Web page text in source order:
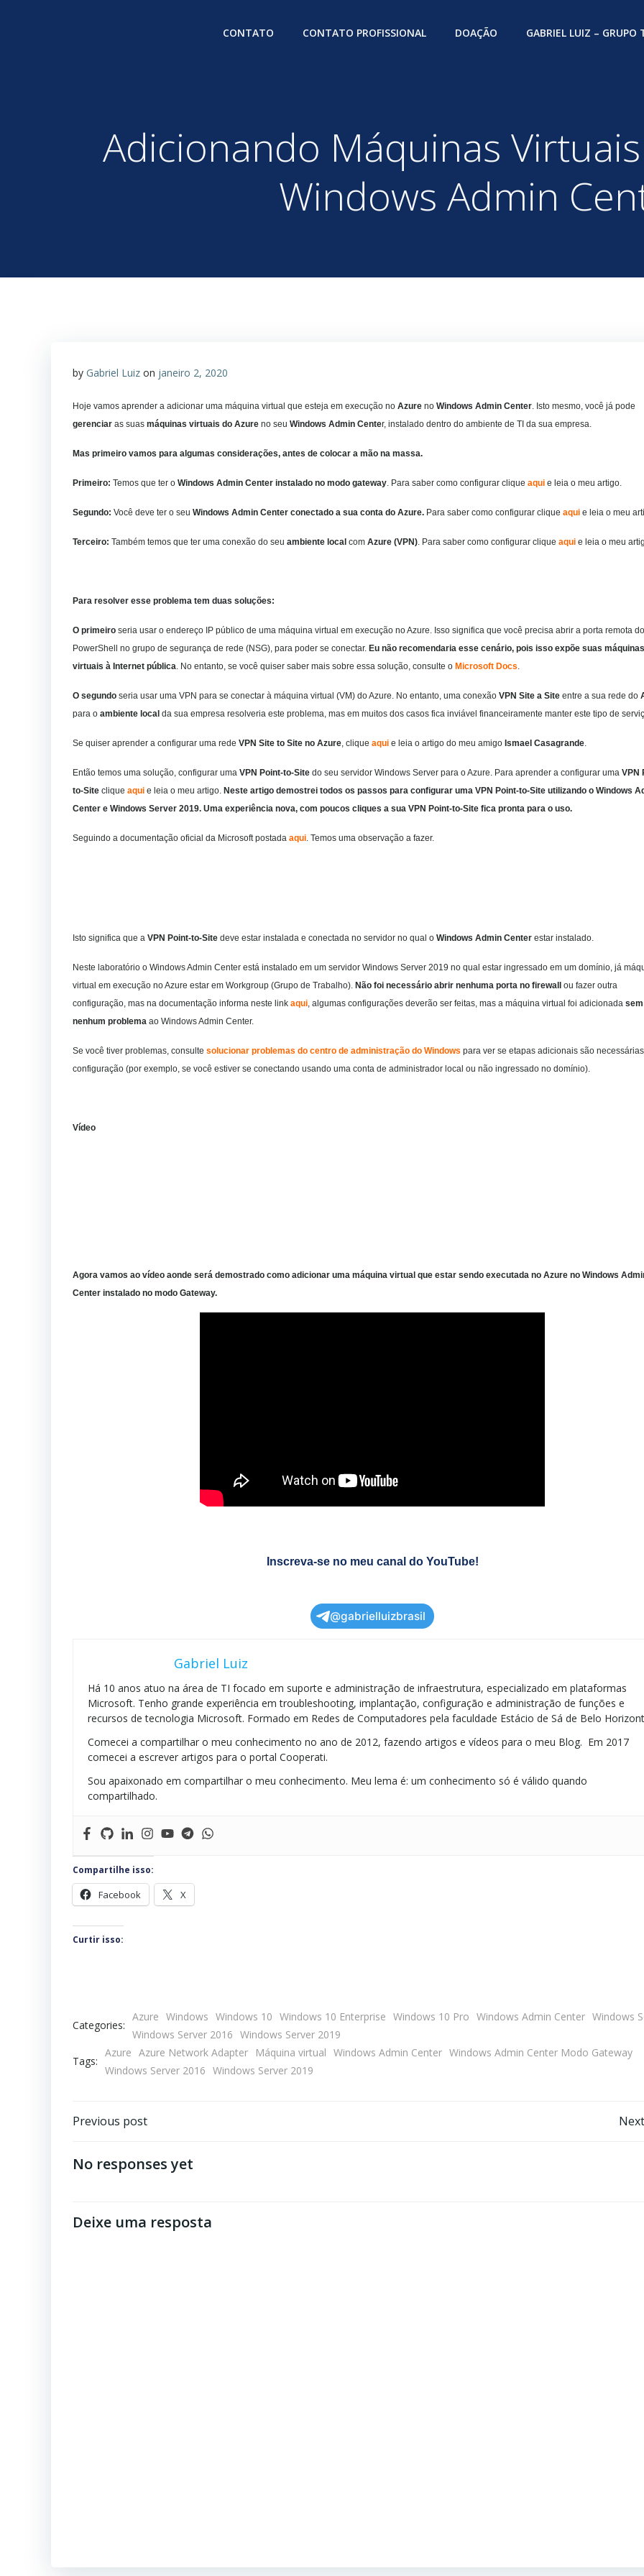
CONTATO CONTATO PROFISSIONAL DOAÇÃO GABRIEL LUIZ – GRUPO
Adicionando Máquinas
Windows Admin
by Gabriel Luiz on janeiro 2, 2020
Hoje vamos aprender a adicionar uma máquina virtual que esteja em execução no Azure no Windows Admin Center. Isto mesmo, você já pode
gerenciar as suas máquinas virtuais do Azure no seu Windows Admin Center, instalado dentro do ambiente de TI da sua empresa.
Mas primeiro vamos para algumas considerações, antes de colocar a mão na massa.
Primeiro: Temos que ter o Windows Admin Center instalado no modo gateway. Para saber como configurar clique aqui e leia o meu artigo.
Segundo: Você deve ter o seu Windows Admin Center conectado a sua conta do Azure. Para saber como configurar clique aqui e leia o meu
Terceiro: Também temos que ter uma conexão do seu ambiente local com Azure (VPN). Para saber como configurar clique aqui e leia o meu
Para resolver esse problema tem duas soluções:
O primeiro seria usar o endereço IP público de uma máquina virtual em execução no Azure. Isso significa que você precisa abrir a porta remota do
PowerShell no grupo de segurança de rede (NSG), para poder se conectar. Eu não recomendaria esse cenário, pois isso expõe suas máquinas
virtuais à Internet pública. No entanto, se você quiser saber mais sobre essa solução, consulte o Microsoft Docs.
O segundo seria usar uma VPN para se conectar à máquina virtual (VM) do Azure. No entanto, uma conexão VPN Site a Site entre a sua rede do
para o ambiente local da sua empresa resolveria este problema, mas em muitos dos casos fica inviável financeiramente manter este tipo de
Se quiser aprender a configurar uma rede VPN Site to Site no Azure, clique aqui e leia o artigo do meu amigo Ismael Casagrande.
Então temos uma solução, configurar uma VPN Point-to-Site do seu servidor Windows Server para o Azure. Para aprender a configurar uma VPN
to-Site clique aqui e leia o meu artigo. Neste artigo demostrei todos os passos para configurar uma VPN Point-to-Site utilizando o Windows
Center e Windows Server 2019. Uma experiência nova, com poucos cliques a sua VPN Point-to-Site fica pronta para o uso.
Seguindo a documentação oficial da Microsoft postada aqui. Temos uma observação a fazer.
Isto significa que a VPN Point-to-Site deve estar instalada e conectada no servidor no qual o Windows Admin Center estar instalado.
Neste laboratório o Windows Admin Center está instalado em um servidor Windows Server 2019 no qual estar ingressado em um domínio, já
virtual em execução no Azure estar em Workgroup (Grupo de Trabalho). Não foi necessário abrir nenhuma porta no firewall
ou fazer outra
configuração, mas na documentação informa neste link aqui, algumas configurações deverão ser feitas, mas a máquina virtual foi adicionada sem
nenhum problema ao Windows Admin Center.
Se você tiver problemas, consulte solucionar problemas do centro de administração do Windows para ver se etapas adicionais são
configuração (por exemplo, se você estiver se conectando usando uma conta de administrador local ou não ingressado no domínio).
Vídeo
Agora vamos ao vídeo aonde será demostrado como adicionar uma máquina virtual que estar sendo executada no Azure no Windows
Center instalado no modo Gateway.
Inscreva-se no meu canal do YouTube!
@gabrielluizbrasil
Gabriel Luiz
Há 10 anos atuo na área de TI focado em suporte e administração de infraestrutura, especializado em plataformas
Microsoft. Tenho grande experiência em troubleshooting, implantação, configuração e administração de funções e
recursos de tecnologia Microsoft. Formado em Redes de Computadores pela faculdade Estácio de Sá de Belo
Comecei a compartilhar o meu conhecimento no ano de 2012, fazendo artigos e vídeos para o meu Blog. Em 2017
comecei a escrever artigos para o portal Cooperati.
Sou apaixonado em compartilhar o meu conhecimento. Meu lema é: um conhecimento só é válido quando
compartilhado.
Compartilhe isso:
Facebook X
Curtir isso:
Categories:
Azure Windows Windows 10 Windows 10 Enterprise Windows 10 Pro Windows Admin Center Windows
Windows Server 2016 Windows Server 2019
Tags:
Azure Azure Network Adapter Máquina virtual Windows Admin Center Windows Admin Center Modo Gateway
Windows Server 2016 Windows Server 2019
Navegação
de
Previous post
No responses yet
Deixe uma resposta